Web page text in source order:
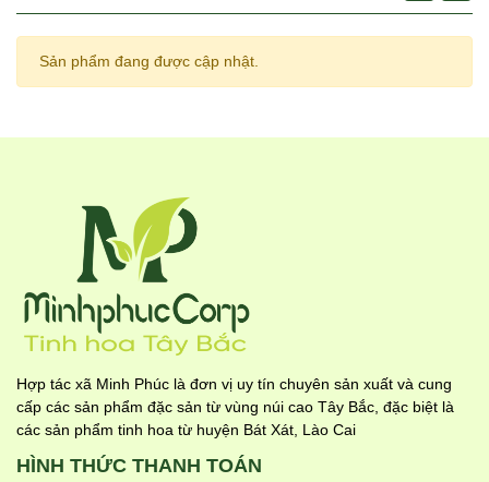
Sản phẩm đang được cập nhật.
Hợp tác xã Minh Phúc là đơn vị uy tín chuyên sản xuất và cung
cấp các sản phẩm đặc sản từ vùng núi cao Tây Bắc, đặc biệt là
các sản phẩm tinh hoa từ huyện Bát Xát, Lào Cai
HÌNH THỨC THANH TOÁN